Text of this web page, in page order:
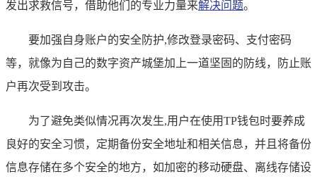
发出求救信号，借助他们的专业力量来解决问题。
要加强自身账户的安全防护,修改登录密码、支付密码
等，就像为自己的数字资产城堡加上一道坚固的防线，防止账
户再次受到攻击。
为了避免类似情况再次发生,用户在使用TP钱包时要养成
良好的安全习惯，定期备份安全地址和相关信息，并且将备份
信息存储在多个安全的地方，如加密的移动硬盘、离线存储设